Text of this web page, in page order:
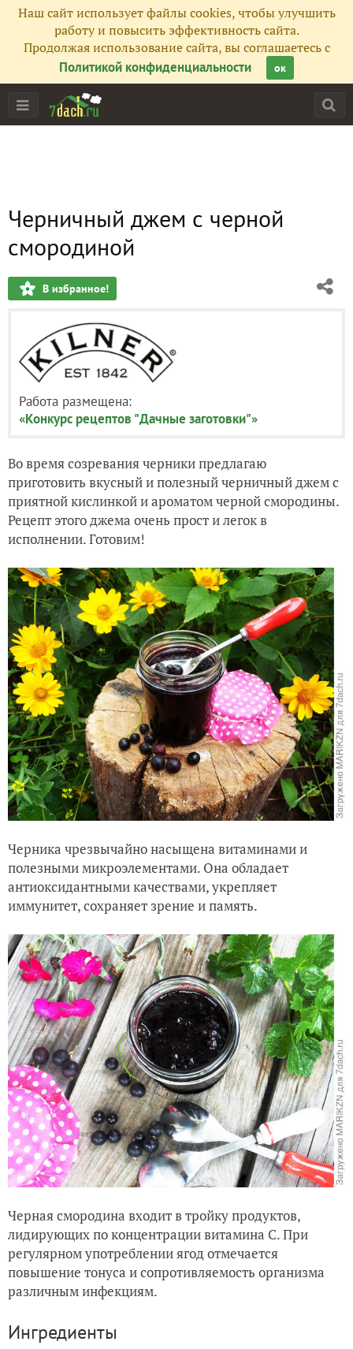
Наш сайт использует файлы cookies, чтобы улучшить
работу и повысить эффективность сайта.
Продолжая использование сайта, вы соглашаетесь с
Политикой конфиденциальности
ок
Черничный джем с черной
смородиной
В избранное!
Работа размещена:
«Конкурс рецептов "Дачные заготовки"»
Во время созревания черники предлагаю
приготовить вкусный и полезный черничный джем с
приятной кислинкой и ароматом черной смородины.
Рецепт этого джема очень прост и легок в
исполнении. Готовим!
Черника чрезвычайно насыщена витаминами и
полезными микроэлементами. Она обладает
антиоксидантными качествами, укрепляет
иммунитет, сохраняет зрение и память.
Черная смородина входит в тройку продуктов,
лидирующих по концентрации витамина С. При
регулярном употреблении ягод отмечается
повышение тонуса и сопротивляемость организма
различным инфекциям.
Ингредиенты